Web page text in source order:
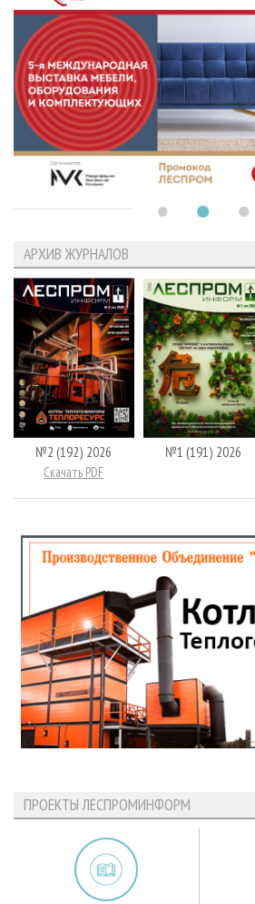
АРХИВ ЖУРНАЛОВ
№2 (192) 2026
Скачать PDF
№1 (191) 2026
ПРОЕКТЫ ЛЕСПРОМИНФОРМ